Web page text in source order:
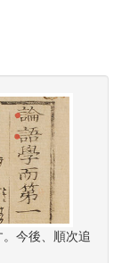
今後、順次追